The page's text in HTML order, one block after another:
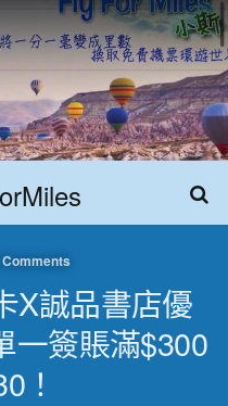
Comments
x誠品書店優
一簽賬滿$300
！